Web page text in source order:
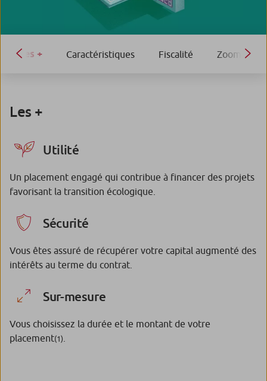
Les + Caractéristiques Fiscalité Zoom sur
Les +
Utilité
Un placement engagé qui contribue à financer des projets
favorisant la transition écologique.
Sécurité
Vous êtes assuré de récupérer votre capital augmenté des
intérêts au terme du contrat.
Sur-mesure
Vous choisissez la durée et le montant de votre
placement(1)